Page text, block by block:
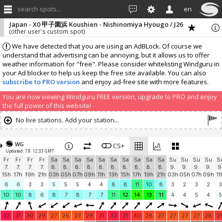
search spots... en
We have detected that you are using an AdBLock. Of course we
understand that advertising can be annoying, but it allows us to offer
weather information for "free". Please consider whitelisting Windguru in
your Ad blocker to help us keep the free site available. You can also
subscribe to PRO version and enjoy ad-free site with more features.
You are now viewing Windguru FREE version, upgrade to PRO and enjoy
the full power of this website!
Japan - X0 甲子園浜 Koushien - Nishinomiya Hyougo / J26
(other user's custom spot)
No live stations. Add your station...
WG
Updated: 7.8. 12:33 GMT
CS+
Fr
7.
15h
Fr
7.
17h
Fr
7.
19h
Fr
7.
21h
Sa
8.
03h
Sa
8.
05h
Sa
8.
07h
Sa
8.
09h
Sa
8.
11h
Sa
8.
13h
Sa
8.
15h
Sa
8.
17h
Sa
8.
19h
Sa
8.
21h
Su
9.
03h
Su
9.
05h
Su
9.
07h
Su
9.
09h
6
6 3 3 5 5 5 4 4 8 8 11 10 8 3 2 3 2
3
10
10 8 6 8 7 8 7 7 11 12 14 13 11 4 4 5 4 5
32 31 30 29 27 26 27 29 31 32 31 30 28 27 27 27 27 28